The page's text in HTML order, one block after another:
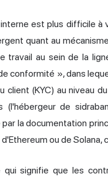
est plus difficile
quant au
travail au sein de la
conformité », dans
client (KYC) au niveau
(l'hébergeur de
la documentation
ou de Solana,
qui signifie que les